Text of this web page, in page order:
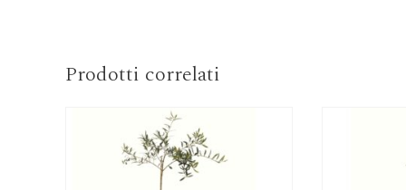
Prodotti correlati